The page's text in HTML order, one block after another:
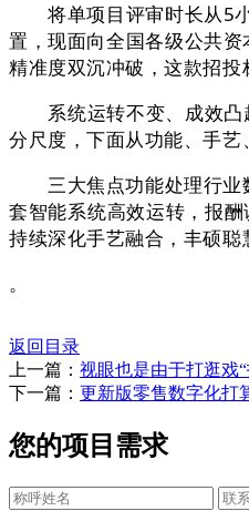
将单项目评审时长从5小
置，现面向全国各级公共
精准度双沉冲破，这款招
系统运转不变、成效凸
分尺度，下面从功能、手
三大焦点功能处理行业数
套智能系统高效运转，报
持续深化手艺融合，丰硕
。
返回目录
上一篇： 视眼也是由于打逛戏
下一篇： 更新版零售数字化打
您的项目需求